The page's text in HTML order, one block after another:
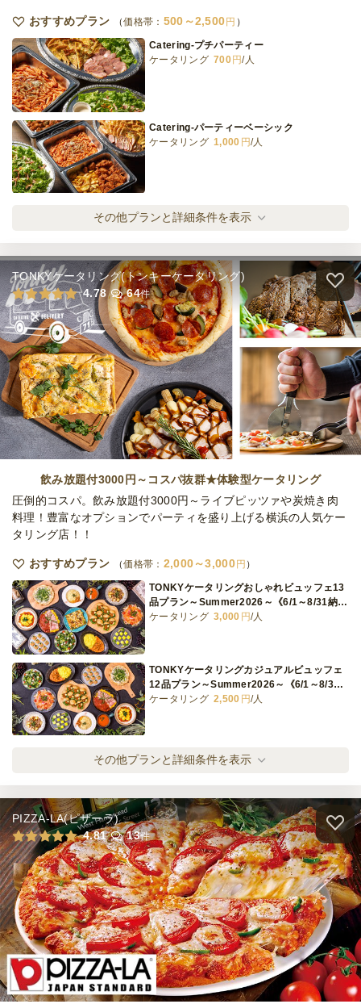
おすすめプラン 価格帯： 500～2,500 円
Catering-プチパーティー
ケータリング 700 円/人
Catering-パーティーベーシック
ケータリング 1,000 円/人
Catering-スタンダード
ケータリング 1,200円/人
Catering-ボリューミー・ザ・デリ
ケータリング 1,400円/人
Catering-フル・オブ・ミート
ケータリング 1,700
Catering-オールスターパック
Volumey-パーティーベーシック
全てのプランを見る（16件）
オードブル
10,000円
締切 3日前17時
最低ご注文金額 45,000円
その他プランと詳細条件を表示
TONKYケータリング(トンキーケータリング)
4.78
64件
飲み放題付3000円～コスパ抜群★体験型ケータリング
圧倒的コスパ。飲み放題付3000円～ライブピッツァや炭焼き肉
料理！豊富なオプションでパーティを盛り上げる横浜の人気ケー
タリング店！！
おすすめプラン 価格帯： 2,000～3,000 円
TONKYケータリングおしゃれビュッフェ13
品プラン～Summer2026～《6/1～8/31納品
可能》
ケータリング 3,000 円/人
TONKYケータリングカジュアルビュッフェ
12品プラン～Summer2026～《6/1～8/31
納品可能》
ケータリング 2,500 円/人
TONKYケータリング軽食ビュッフェ9品プラ
ン～Summer2026～《6/1～8/31納品可能》
TONKYケータリングおしゃれフィンガーフ
ード12品プラン～Summer2026～《6/1～
8/31納品可能》
ケータリング 3,000円/人
TONKYケータリングカジュアルフィンガー
フード11品プラン～Summer2026～《6/1～
8/31納品可能》
ケータリング 2,500円/人
TONKYケータリング軽食フィンガーフード
その他プランと詳細条件を表示
PIZZA-LA(ピザーラ)
4.81
13件